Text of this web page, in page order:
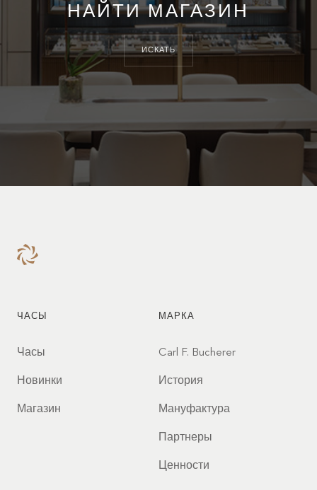
НАЙТИ МАГАЗИН
ИСКАТЬ
ЧАСЫ
Часы
Новинки
Магазин
МАРКА
Carl F. Bucherer
История
Мануфактура
Партнеры
Ценности